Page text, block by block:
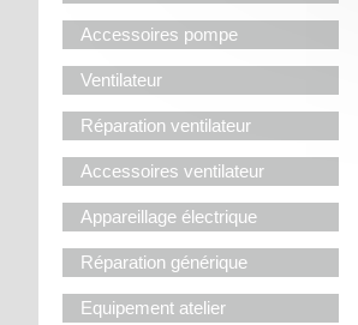
Accessoires pompe
Ventilateur
Réparation ventilateur
Accessoires ventilateur
Appareillage électrique
Réparation générique
Equipement atelier